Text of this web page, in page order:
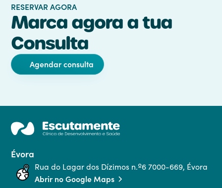
RESERVAR AGORA
Marca agora a tua
Consulta
Agendar consulta
Évora
Rua do Lagar dos Dízimos n.º6 7000-669, Évora
Abrir no Google Maps